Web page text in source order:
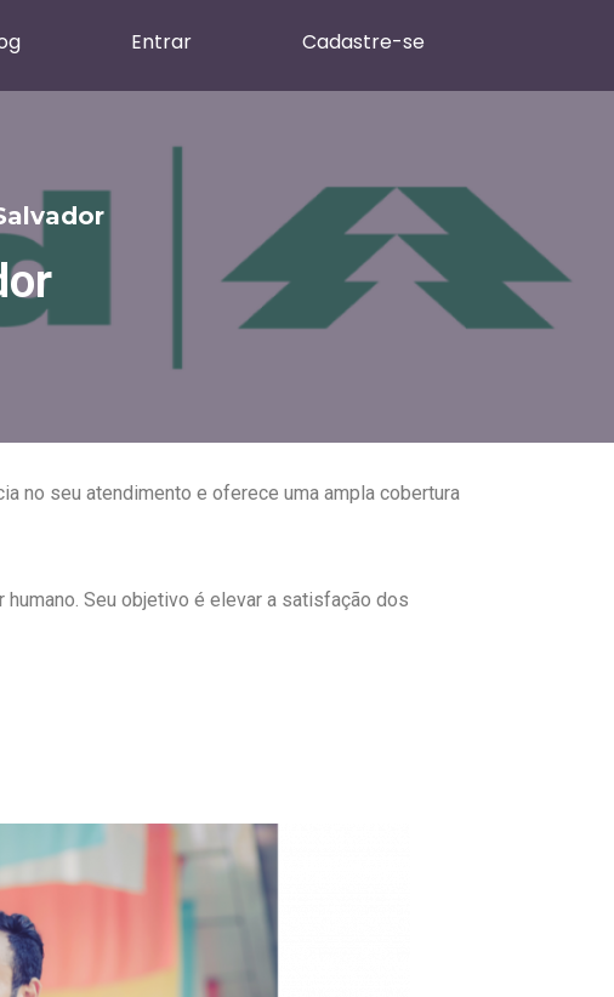
Entrar Cadastre-se
no seu atendimento e oferece uma ampla cobertura
Seu objetivo é elevar a satisfação dos